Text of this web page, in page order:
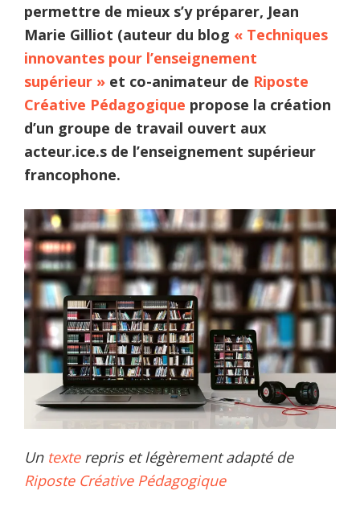
permettre de mieux s’y préparer, Jean
Marie Gilliot (auteur du blog « Techniques
innovantes pour l’enseignement
supérieur » et co-animateur de Riposte
Créative Pédagogique propose la création
d’un groupe de travail ouvert aux
acteur.ice.s de l’enseignement supérieur
francophone.
Un texterepris et légèrement adapté de
Riposte Créative Pédagogique